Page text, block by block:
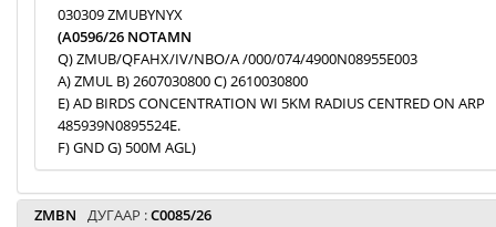
030309 ZMUBYNYX
(A0596/26 NOTAMN
Q) ZMUB/QFAHX/IV/NBO/A /000/074/4900N08955E003
A) ZMUL B) 2607030800 C) 2610030800
E) AD BIRDS CONCENTRATION WI 5KM RADIUS CENTRED ON ARP
485939N0895524E.
F) GND G) 500M AGL)
ZMBN ДУГААР :C0085/26